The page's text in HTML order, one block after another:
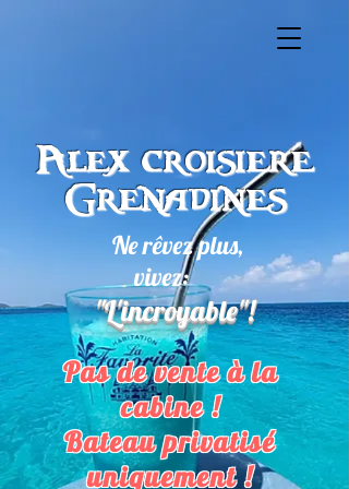
Alex croisiere
Grenadines
Ne rêvez plus,
vivez:
"L'incroyable"!
Pas de vente à la
cabine !
Bateau privatisé
uniquement !